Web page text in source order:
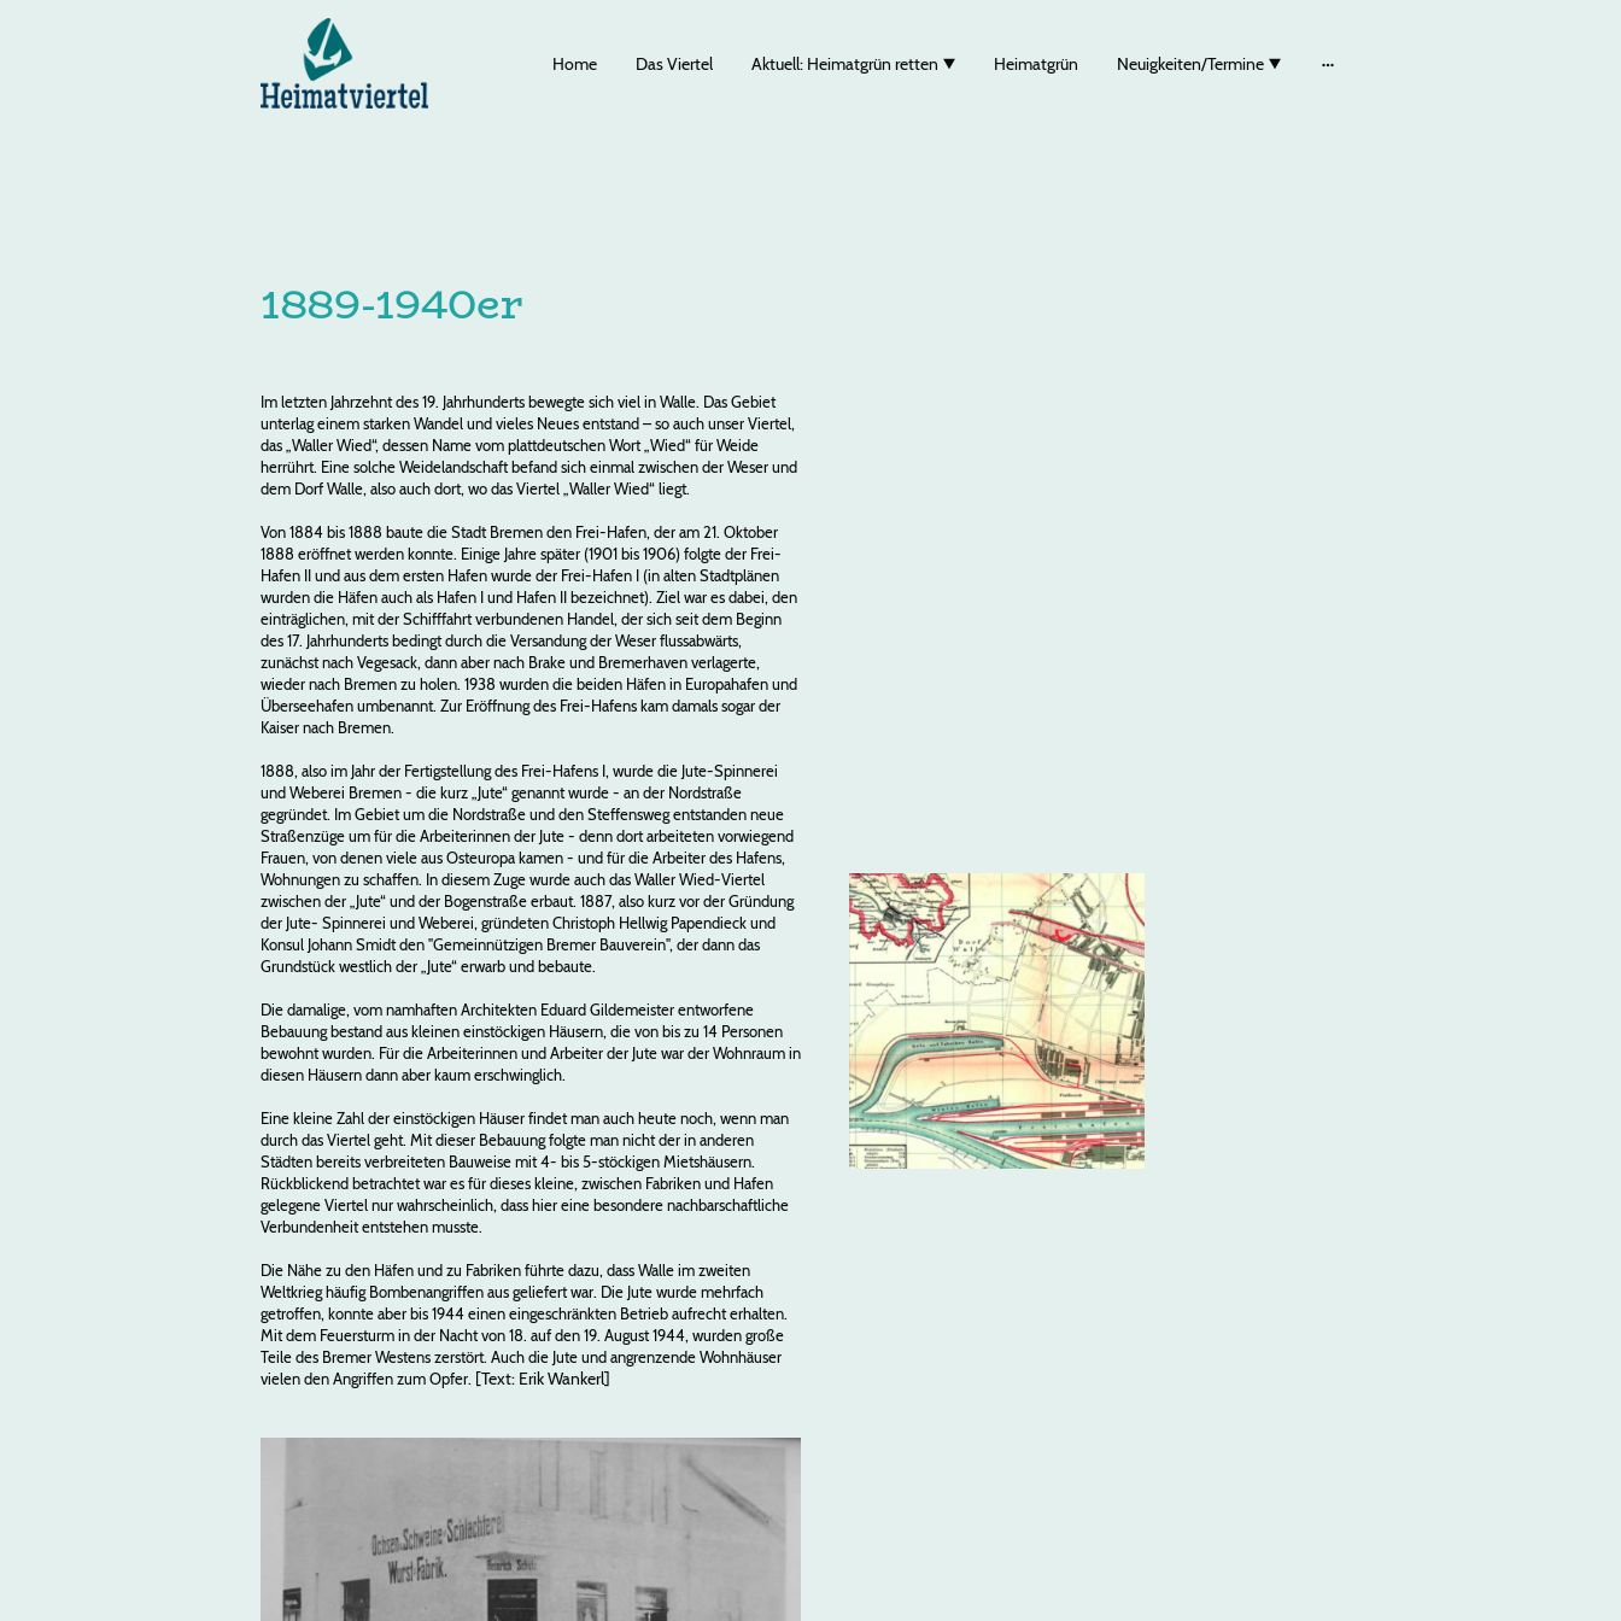
Home Das Viertel Aktuell: Heimatgrün retten Heimatgrün Neuigkeiten/Termine
1889-1940er
Im letzten Jahrzehnt des 19. Jahrhunderts bewegte sich viel in Walle. Das Gebiet
unterlag einem starken Wandel und vieles Neues entstand – so auch unser Viertel,
das „Waller Wied“, dessen Name vom plattdeutschen Wort „Wied“ für Weide
herrührt. Eine solche Weidelandschaft befand sich einmal zwischen der Weser und
dem Dorf Walle, also auch dort, wo das Viertel „Waller Wied“ liegt.
Von 1884 bis 1888 baute die Stadt Bremen den Frei-Hafen, der am 21. Oktober
1888 eröffnet werden konnte. Einige Jahre später (1901 bis 1906) folgte der Frei-
Hafen II und aus dem ersten Hafen wurde der Frei-Hafen I (in alten Stadtplänen
wurden die Häfen auch als Hafen I und Hafen II bezeichnet). Ziel war es dabei, den
einträglichen, mit der Schifffahrt verbundenen Handel, der sich seit dem Beginn
des 17. Jahrhunderts bedingt durch die Versandung der Weser flussabwärts,
zunächst nach Vegesack, dann aber nach Brake und Bremerhaven verlagerte,
wieder nach Bremen zu holen. 1938 wurden die beiden Häfen in Europahafen und
Überseehafen umbenannt. Zur Eröffnung des Frei-Hafens kam damals sogar der
Kaiser nach Bremen.
1888, also im Jahr der Fertigstellung des Frei-Hafens I, wurde die Jute-Spinnerei
und Weberei Bremen - die kurz „Jute“ genannt wurde - an der Nordstraße
gegründet. Im Gebiet um die Nordstraße und den Steffensweg entstanden neue
Straßenzüge um für die Arbeiterinnen der Jute - denn dort arbeiteten vorwiegend
Frauen, von denen viele aus Osteuropa kamen - und für die Arbeiter des Hafens,
Wohnungen zu schaffen. In diesem Zuge wurde auch das Waller Wied-Viertel
zwischen der „Jute“ und der Bogenstraße erbaut. 1887, also kurz vor der Gründung
der Jute- Spinnerei und Weberei, gründeten Christoph Hellwig Papendieck und
Konsul Johann Smidt den "Gemeinnützigen Bremer Bauverein", der dann das
Grundstück westlich der „Jute“ erwarb und bebaute.
Die damalige, vom namhaften Architekten Eduard Gildemeister entworfene
Bebauung bestand aus kleinen einstöckigen Häusern, die von bis zu 14 Personen
bewohnt wurden. Für die Arbeiterinnen und Arbeiter der Jute war der Wohnraum in
diesen Häusern dann aber kaum erschwinglich.
Eine kleine Zahl der einstöckigen Häuser findet man auch heute noch, wenn man
durch das Viertel geht. Mit dieser Bebauung folgte man nicht der in anderen
Städten bereits verbreiteten Bauweise mit 4- bis 5-stöckigen Mietshäusern.
Rückblickend betrachtet war es für dieses kleine, zwischen Fabriken und Hafen
gelegene Viertel nur wahrscheinlich, dass hier eine besondere nachbarschaftliche
Verbundenheit entstehen musste.
Die Nähe zu den Häfen und zu Fabriken führte dazu, dass Walle im zweiten
Weltkrieg häufig Bombenangriffen aus geliefert war. Die Jute wurde mehrfach
getroffen, konnte aber bis 1944 einen eingeschränkten Betrieb aufrecht erhalten.
Mit dem Feuersturm in der Nacht von 18. auf den 19. August 1944, wurden große
Teile des Bremer Westens zerstört. Auch die Jute und angrenzende Wohnhäuser
vielen den Angriffen zum Opfer. [Text: Erik Wankerl]